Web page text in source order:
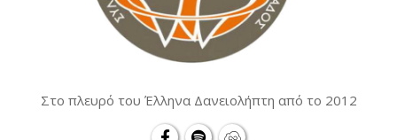
Στο πλευρό του Έλληνα Δανειολήπτη από το 2012